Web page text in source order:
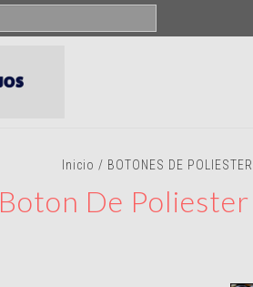
Inicio / BOTONES DE POLIESTER
Boton De